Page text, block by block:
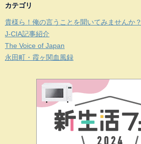
カテゴリ
貴様ら！俺の言うことを聞いてみませんか？
J-CIA記事紹介
The Voice of Japan
永田町・霞ヶ関血風録